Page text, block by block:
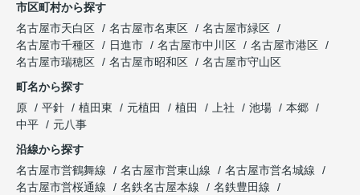
市区町村から探す
名古屋市天白区
名古屋市名東区
名古屋市緑区
名古屋市千種区
日進市 名古屋市中川区
名古屋市港区
名古屋市瑞穂区
名古屋市昭和区
名古屋市守山区
町名から探す
原
平針 植田東 元植田 植田 上社 池場
本郷
中平
元八事
沿線から探す
名古屋市営鶴舞線
名古屋市営東山線
名古屋市営名城線
名古屋市営桜通線
名鉄名古屋本線
名鉄豊田線